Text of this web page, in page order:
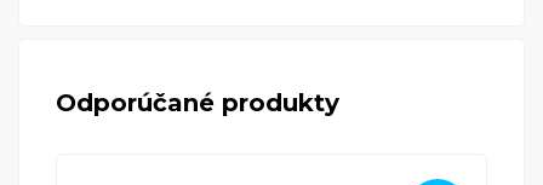
Odporúčané produkty